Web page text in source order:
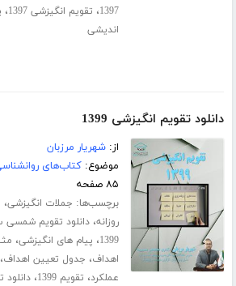
1397، تقویم انگیزشی 1397 ،
اندیشی
دانلود تقویم انگیزشی 1399
از:شهریار مرزبان
موضوع:کتاب‌های
۸۵ صفحه
برچسب‌ها: جملات انگیزشی،
روزانه،دانلود تقویم شمسی سال
1399، پیام های انگیزشی،
اهداف، جدول تعیین اهداف،
عملکرد، تقویم 1399 ،دانلود